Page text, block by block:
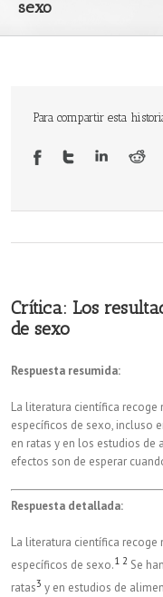
sexo
Para compartir esta
Crítica: Los
de sexo
Respuesta resumida:
La literatura científica
específicos de sexo, incluso
en ratas y en los estudios de
efectos son de esperar
Respuesta detallada:
La literatura científica
específicos de sexo.1 2 Se
ratas3 y en estudios de